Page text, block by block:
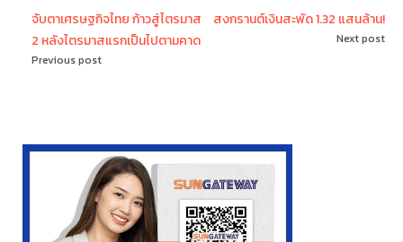
จับตาเศรษฐกิจไทย ก้าวสู่ไตรมาส
2 หลังไตรมาสแรกเป็นไปตามคาด
Previous post
สงกรานต์เงินสะพัด 1.32 แสนล้าน!
Next post